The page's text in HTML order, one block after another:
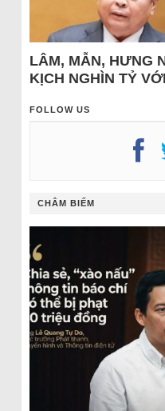
LÂM, MẪN, HƯNG
KỊCH NGHÌN TỶ
FOLLOW US
CHÂM BIẾM